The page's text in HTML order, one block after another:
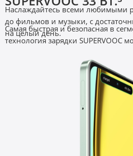
Самая быстрая и безопасная в
технология зарядки SUPERVOOC
Наслаждайтесь всеми любимыми
до фильмов и музыки, с
на целый день.